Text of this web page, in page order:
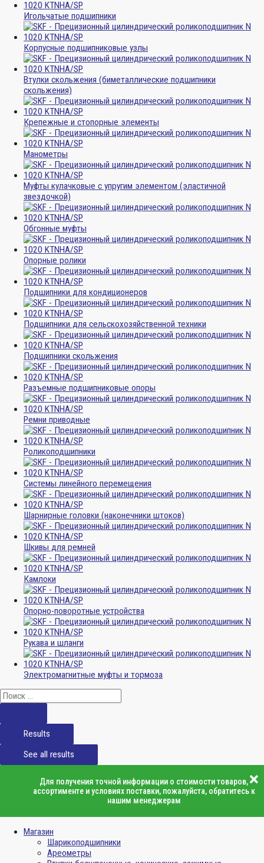
Игольчатые подшипники
Корпусные подшипниковые узлы
Втулки скольжения (биметаллические подшипники
скольжения)
Крепежные и стопорные элементы
Манометры
Муфты кулачковые с упругим элементом (эластичной
звездочкой)
Обгонные муфты
Опорные ролики
Подшипники для кондиционеров
Подшипники для сельскохозяйственной техники
Подшипники скольжения
Разъемные подшипниковые опоры
Ремни приводные
Роликоподшипники
Системы линейного перемещения
Шарнирные головки (наконечники штоков)
Шкивы для ремней
Камлоки
Опорно-поворотные устройства
Рукава и шланги
Электромагнитные муфты и тормоза
Results
See all results
Для получения точной информации о стоимости товаров,
ассортименте и условиях поставки, пожалуйста, обратитесь к
нашим менеджерам
Магазин
Шарикоподшипники
Ареометры